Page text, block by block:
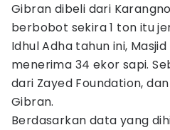
Gibran dibeli dari
berbobot sekira 1 ton itu
Idhul Adha tahun ini,
menerima 34 ekor sapi.
dari Zayed Foundation,
Gibran.
Berdasarkan data yang